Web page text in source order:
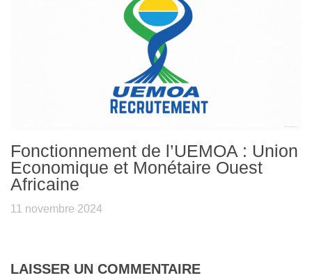
Fonctionnement de l’UEMOA : Union
Economique et Monétaire Ouest
Africaine
11 novembre 2024
LAISSER UN COMMENTAIRE